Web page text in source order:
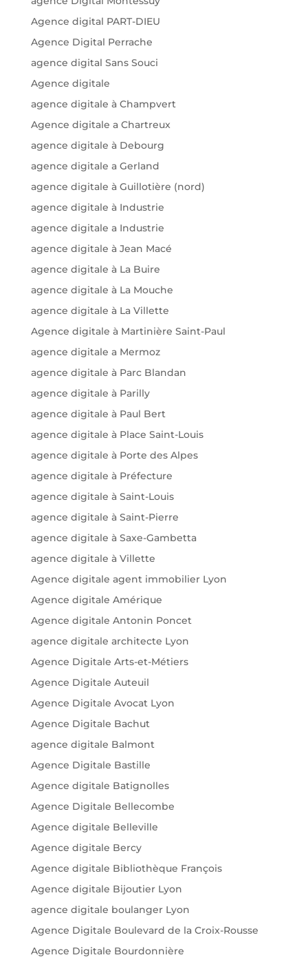
Agence digital PART-DIEU
Agence Digital Perrache
agence digital Sans Souci
Agence digitale
agence digitale à Champvert
Agence digitale a Chartreux
agence digitale à Debourg
agence digitale a Gerland
agence digitale à Guillotière (nord)
agence digitale à Industrie
agence digitale a Industrie
agence digitale à Jean Macé
agence digitale à La Buire
agence digitale à La Mouche
agence digitale à La Villette
Agence digitale à Martinière Saint-Paul
agence digitale a Mermoz
agence digitale à Parc Blandan
agence digitale à Parilly
agence digitale à Paul Bert
agence digitale à Place Saint-Louis
agence digitale à Porte des Alpes
agence digitale à Préfecture
agence digitale à Saint-Louis
agence digitale à Saint-Pierre
agence digitale à Saxe-Gambetta
agence digitale à Villette
Agence digitale agent immobilier Lyon
Agence digitale Amérique
Agence digitale Antonin Poncet
agence digitale architecte Lyon
Agence Digitale Arts-et-Métiers
Agence Digitale Auteuil
Agence Digitale Avocat Lyon
Agence Digitale Bachut
agence digitale Balmont
Agence Digitale Bastille
Agence digitale Batignolles
Agence Digitale Bellecombe
Agence digitale Belleville
Agence digitale Bercy
Agence digitale Bibliothèque François
Agence digitale Bijoutier Lyon
agence digitale boulanger Lyon
Agence Digitale Boulevard de la Croix-Rousse
Agence Digitale Bourdonnière